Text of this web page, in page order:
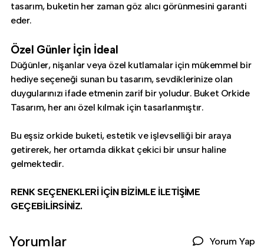
tasarım, buketin her zaman göz alıcı görünmesini garanti
eder.
Özel Günler İçin İdeal
Düğünler, nişanlar veya özel kutlamalar için mükemmel bir
hediye seçeneği sunan bu tasarım, sevdiklerinize olan
duygularınızı ifade etmenin zarif bir yoludur. Buket Orkide
Tasarım, her anı özel kılmak için tasarlanmıştır.
Bu eşsiz orkide buketi, estetik ve işlevselliği bir araya
getirerek, her ortamda dikkat çekici bir unsur haline
gelmektedir.
RENK SEÇENEKLERİ İÇİN BİZİMLE İLETİŞİME
GEÇEBİLİRSİNİZ.
Yorumlar Yorum Yap